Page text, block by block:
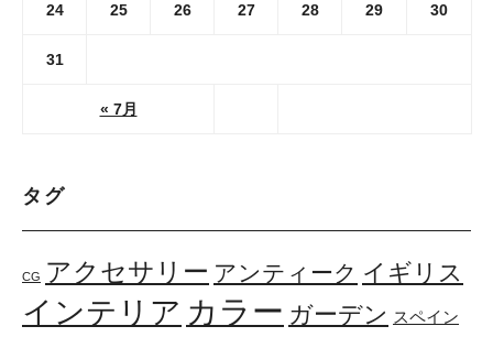
« 7月
24 25 26 27 28 29 30
31
タグ
CG アクセサリー アンティーク イギリス
インテリア カラー ガーデン スペイン